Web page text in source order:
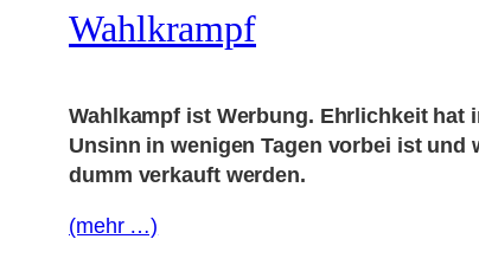
Wahlkrampf
Wahlkampf ist Werbung. Ehrlichkeit
Unsinn in wenigen Tagen vorbei ist
dumm verkauft werden.
(mehr …)